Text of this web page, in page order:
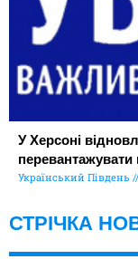
У Херсоні
Український Південь
СТРІЧКА